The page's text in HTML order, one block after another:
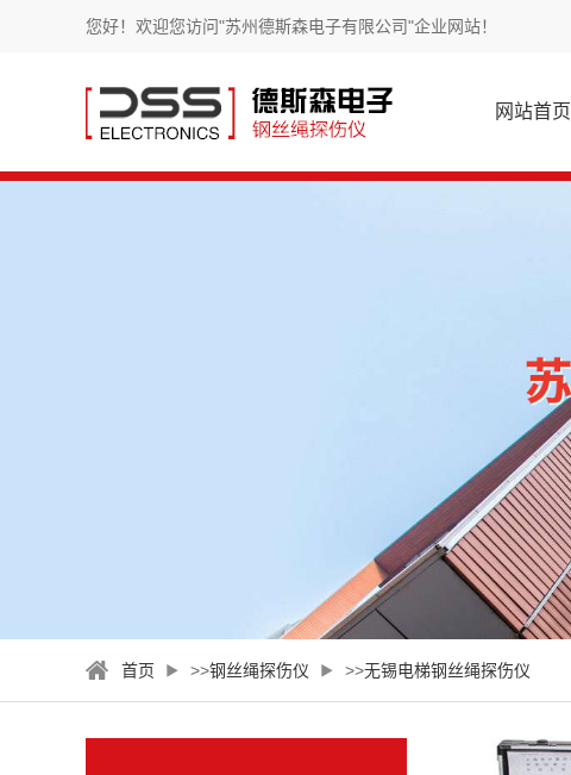
您好！欢迎您访问"苏州德斯森电子有限公司"企业网站！
网站首页
首页 >>钢丝绳探伤仪 >>无锡电梯钢丝绳探伤仪